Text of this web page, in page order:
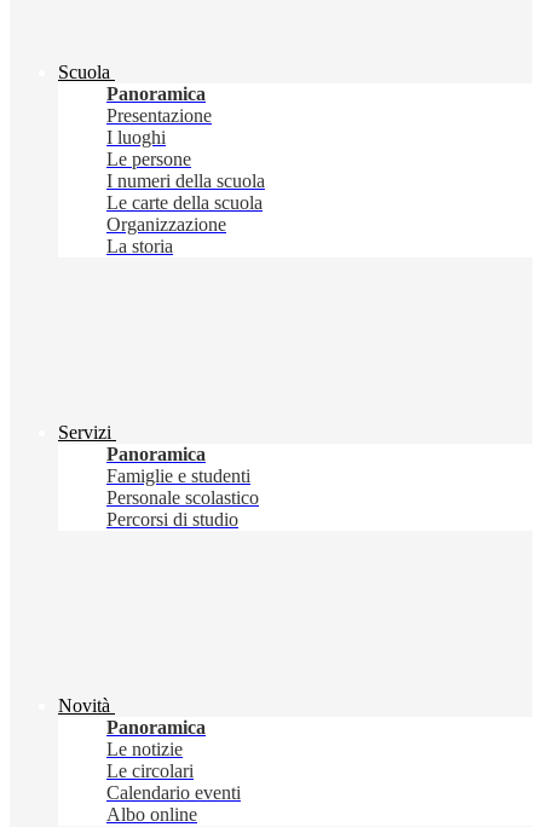
Scuola
Panoramica
Presentazione
I luoghi
Le persone
I numeri della scuola
Le carte della scuola
Organizzazione
La storia
Servizi
Panoramica
Famiglie e studenti
Personale scolastico
Percorsi di studio
Novità
Panoramica
Le notizie
Le circolari
Calendario eventi
Albo online